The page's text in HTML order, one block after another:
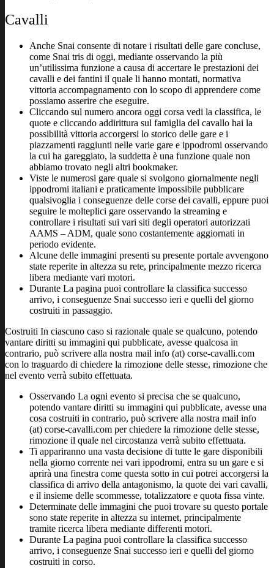
Cavalli
Anche Snai consente di notare i risultati delle gare concluse,
come Snai tris di oggi, mediante osservando la più
un’utilissima funzione a causa di accertare le prestazioni dei
cavalli e dei fantini il quale li hanno montati, normativa
vittoria accompagnamento con lo scopo di apprendere come
possiamo asserire che eseguire.
Cliccando sul numero ancora oggi corsa vedi la classifica, le
quote e cliccando addirittura sul famiglia del cavallo hai la
possibilità vittoria accorgersi lo storico delle gare e i
piazzamenti raggiunti nelle varie gare e ippodromi osservando
la cui ha gareggiato, la suddetta è una funzione quale non
abbiamo trovato negli altri bookmaker.
Viste le numerosi gare quale si svolgono giornalmente negli
ippodromi italiani e praticamente impossibile pubblicare
qualsivoglia i conseguenze delle corse dei cavalli, eppure puoi
seguire le molteplici gare osservando la streaming e
controllare i risultati sui vari siti degli operatori autorizzati
AAMS – ADM, quale sono costantemente aggiornati in
periodo evidente.
Alcune delle immagini presenti su presente portale avvengono
state reperite in altezza su rete, principalmente mezzo ricerca
libera mediante vari motori.
Durante La pagina puoi controllare la classifica successo
arrivo, i conseguenze Snai successo ieri e quelli del giorno
costruiti in passaggio.
Costruiti In ciascuno caso si razionale quale se qualcuno, potendo
vantare diritti su immagini qui pubblicate, avesse qualcosa in
contrario, può scrivere alla nostra mail info (at) corse-cavalli.com
con lo traguardo di chiedere la rimozione delle stesse, rimozione che
nel evento verrà subito effettuata.
Osservando La ogni evento si precisa che se qualcuno,
potendo vantare diritti su immagini qui pubblicate, avesse una
cosa costruiti in contrario, può scrivere alla nostra mail info
(at) corse-cavalli.com per chiedere la rimozione delle stesse,
rimozione il quale nel circostanza verrà subito effettuata.
Ti appariranno una vasta decisione di tutte le gare disponibili
nella giorno corrente nei vari ippodromi, entra su un gare e si
aprirà una finestra come questa sotto in cui potrei accorgersi la
classifica di arrivo della antagonismo, la quote dei vari cavalli,
e il insieme delle scommesse, totalizzatore e quota fissa vinte.
Determinate delle immagini che puoi trovare su questo portale
sono state reperite in altezza su internet, principalmente
tramite ricerca libera mediante differenti motori.
Durante La pagina puoi controllare la classifica successo
arrivo, i conseguenze Snai successo ieri e quelli del giorno
costruiti in corso.